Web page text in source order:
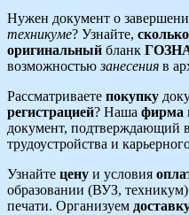
Нужен документ о
техникуме? Узнайте,
оригинальный бланк
возможностьюзанесения в
Рассматриваете покупку
регистрацией? Наша фирма
документ, подтверждающий
трудоустройства и
Узнайте цену и условия
образовании (ВУЗ,
печати. Организуем